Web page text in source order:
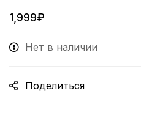
1,999₽
Нет в наличии
Поделиться